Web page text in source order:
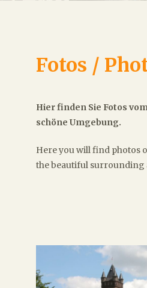
Fotos /
Hier finden Sie Fotos
schöne Umgebung.
Here you will find photos
the beautiful surrounding